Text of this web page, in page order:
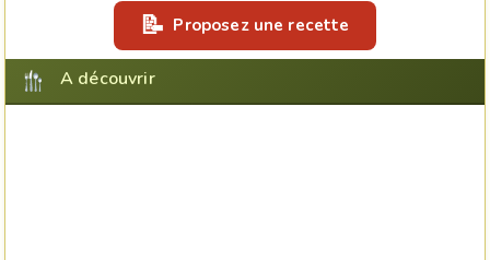
Proposez une recette
A découvrir